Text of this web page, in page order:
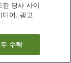
당사 사이
디어, 광고
수락